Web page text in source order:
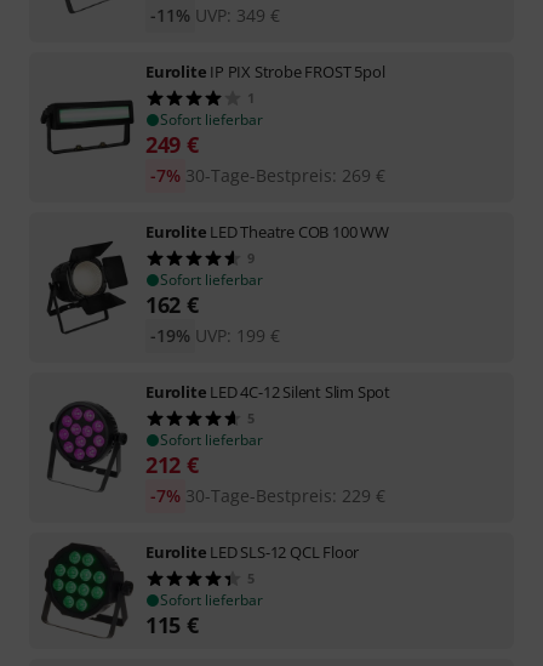
UVP: 349 €
-11%
Eurolite IP PIX Strobe FROST 5pol
1
Sofort lieferbar
249 €
30-Tage-Bestpreis: 269 €
-7%
Eurolite LED Theatre COB 100 WW
9
Sofort lieferbar
162 €
UVP: 199 €
-19%
Eurolite LED 4C-12 Silent Slim Spot
5
Sofort lieferbar
212 €
30-Tage-Bestpreis: 229 €
-7%
Eurolite LED SLS-12 QCL Floor
5
Sofort lieferbar
115 €